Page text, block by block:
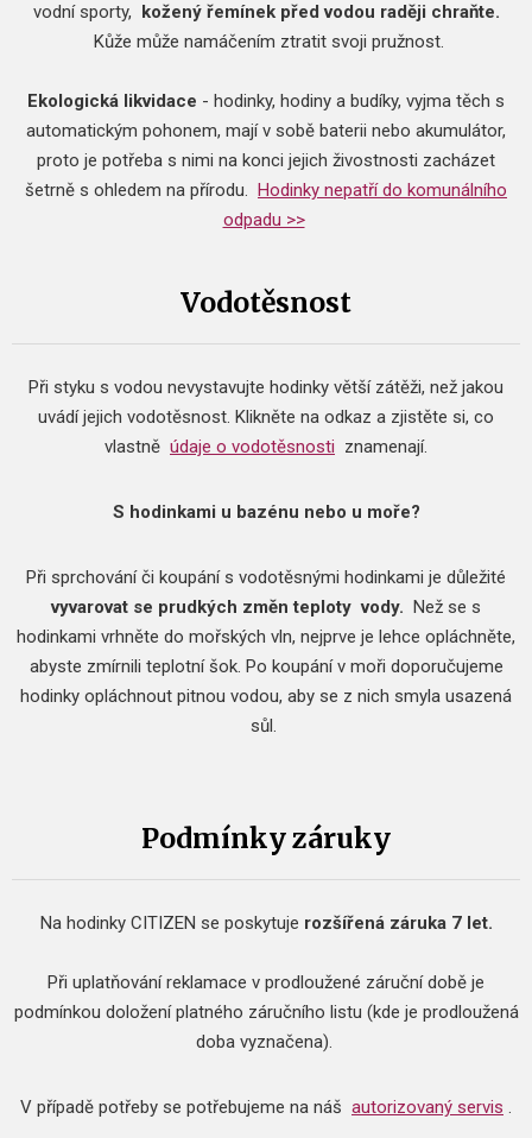
vodní sporty, kožený řemínek před vodou raději chraňte.
Kůže může namáčením ztratit svoji pružnost.
Ekologická likvidace - hodinky, hodiny a budíky, vyjma těch s
automatickým pohonem, mají v sobě baterii nebo akumulátor,
proto je potřeba s nimi na konci jejich živostnosti zacházet
šetrně s ohledem na přírodu. Hodinky nepatří do komunálního
odpadu >>
Vodotěsnost
Při styku s vodou nevystavujte hodinky větší zátěži, než jakou
uvádí jejich vodotěsnost. Klikněte na odkaz a zjistěte si, co
vlastně údaje o vodotěsnosti znamenají.
S hodinkami u bazénu nebo u moře?
Při sprchování či koupání s vodotěsnými hodinkami je důležité
vyvarovat se prudkých změn teploty vody. Než se s
hodinkami vrhněte do mořských vln, nejprve je lehce opláchněte,
abyste zmírnili teplotní šok. Po koupání v moři doporučujeme
hodinky opláchnout pitnou vodou, aby se z nich smyla usazená
sůl.
Podmínky záruky
Na hodinky CITIZEN se poskytuje rozšířená záruka 7 let.
Při uplatňování reklamace v prodloužené záruční době je
podmínkou doložení platného záručního listu (kde je prodloužená
doba vyznačena).
V případě potřeby se potřebujeme na náš autorizovaný servis .